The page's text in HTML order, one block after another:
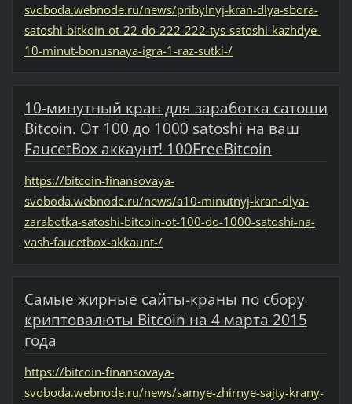
svoboda.webnode.ru/news/pribylnyj-kran-dlya-sbora-
satoshi-bitkoin-ot-22-do-222-222-tys-satoshi-kazhdye-
10-minut-bonusnaya-igra-1-raz-sutki-/
10-минутный кран для заработка сатоши
Bitcoin. От 100 до 1000 satoshi на ваш
FaucetBox аккаунт! 100FreeBitcoin
https://bitcoin-finansovaya-
svoboda.webnode.ru/news/a10-minutnyj-kran-dlya-
zarabotka-satoshi-bitcoin-ot-100-do-1000-satoshi-na-
vash-faucetbox-akkaunt-/
Самые жирные сайты-краны по сбору
криптовалюты Bitcoin на 4 марта 2015
года
https://bitcoin-finansovaya-
svoboda.webnode.ru/news/samye-zhirnye-sajty-krany-